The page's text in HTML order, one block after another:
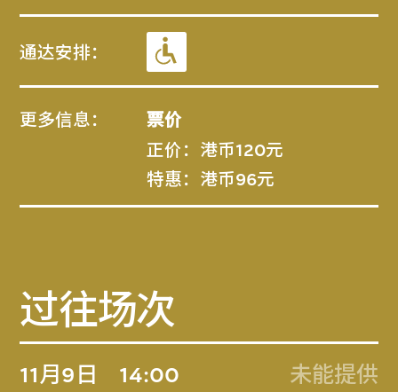
通达安排：
更多信息： 票价
正价：港币120元
特惠：港币96元
过往场次
11月9日 14:00 未能提供